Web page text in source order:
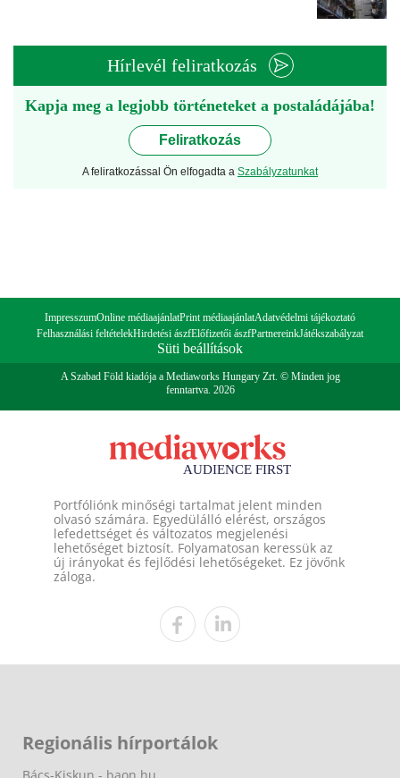
Hírlevél feliratkozás
Kapja meg a legjobb történeteket a postaládájába!
Feliratkozás
A feliratkozással Ön elfogadta a Szabályzatunkat
ImpresszumOnline médiaajánlatPrint médiaajánlatAdatvédelmi tájékoztató
Felhasználási feltételekHirdetési ászfElőfizetői ászfPartnereinkJátékszabályzat
Süti beállítások
A Szabad Föld kiadója a Mediaworks Hungary Zrt. © Minden jog
fenntartva. 2026
Portfóliónk minőségi tartalmat jelent minden
olvasó számára. Egyedülálló elérést, országos
lefedettséget és változatos megjelenési
lehetőséget biztosít. Folyamatosan keressük az
új irányokat és fejlődési lehetőségeket. Ez jövőnk
záloga.
Regionális hírportálok
Bács-Kiskun - baon.hu